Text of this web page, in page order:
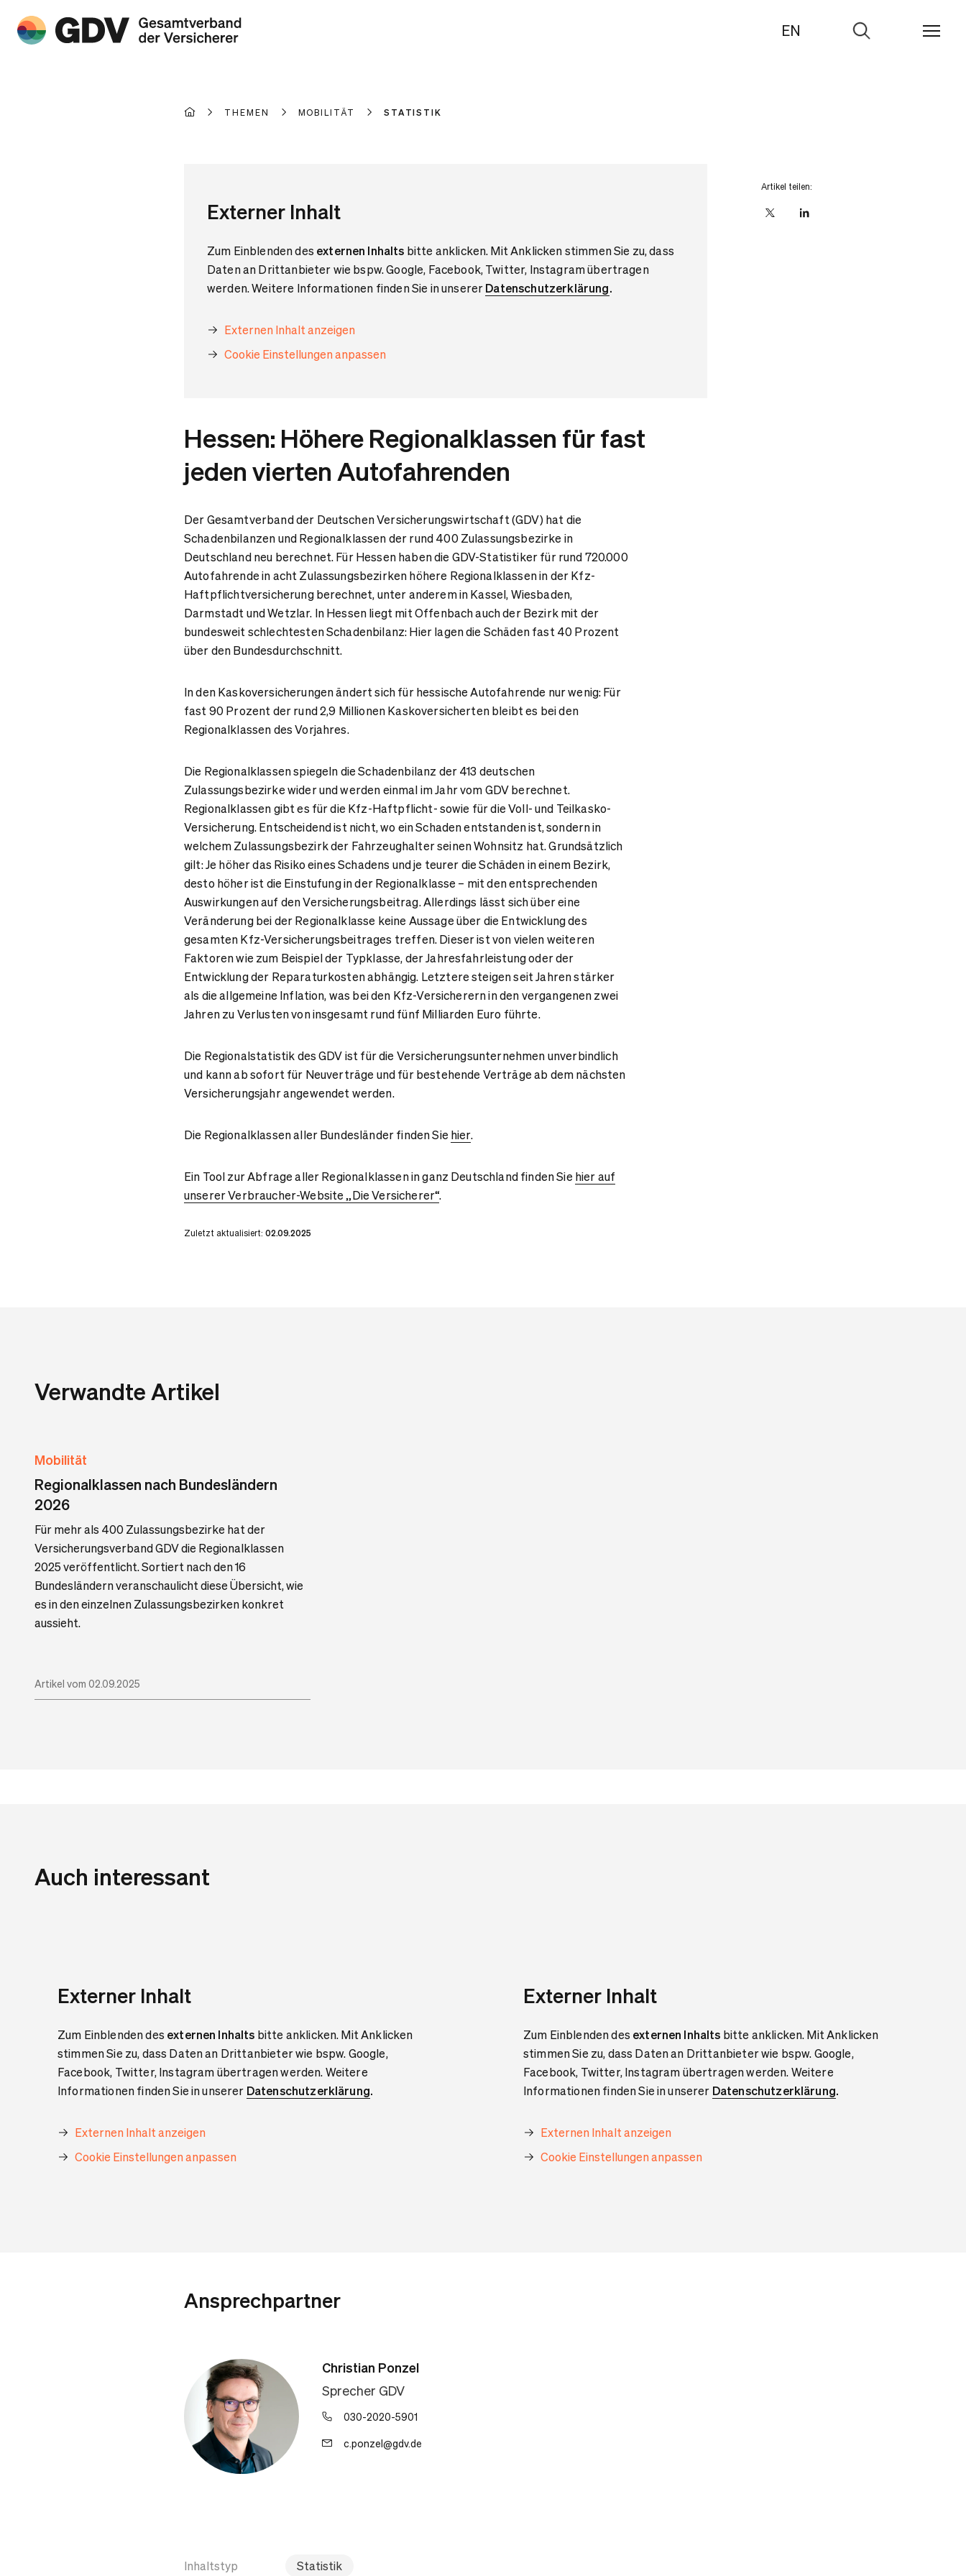
EN
Zur
THEMEN MOBILITÄT STATISTIK
Externer Inhalt
Zum Einblenden des externen Inhalts bitte anklicken. Mit Anklicken stimmen Sie zu, dass
Daten an Drittanbieter wie bspw. Google, Facebook, Twitter, Instagram übertragen
werden. Weitere Informationen finden Sie in unsererDatenschutzerklärung.
Externen Inhalt anzeigen
Cookie Einstellungen anpassen
Artikel teilen:
X linkedIn
Hessen: Höhere Regionalklassen für fast
jeden vierten Autofahrenden
DerGesamtverband der Deutschen Versicherungswirtschaft (GDV) hat die
Schadenbilanzen und Regionalklassen der rund 400 Zulassungsbezirke in
Deutschland neu berechnet. Für Hessen haben die GDV-Statistiker für rund 720.000
Autofahrende in acht Zulassungsbezirken höhere Regionalklassen in der Kfz-
Haftpflichtversicherung berechnet, unter anderem in Kassel, Wiesbaden,
Darmstadt und Wetzlar. In Hessen liegt mit Offenbach auch der Bezirk mit der
bundesweit schlechtesten Schadenbilanz: Hier lagen die Schäden fast 40 Prozent
über den Bundesdurchschnitt.
In den Kaskoversicherungen ändert sich für hessische Autofahrende nur wenig: Für
fast 90 Prozent der rund 2,9 Millionen Kaskoversicherten bleibt es bei den
Regionalklassen des Vorjahres.
Die Regionalklassen spiegeln die Schadenbilanz der 413 deutschen
Zulassungsbezirke wider und werden einmal im Jahr vom GDV berechnet.
Regionalklassen gibt es für die Kfz-Haftpflicht- sowie für die Voll- und Teilkasko-
Versicherung. Entscheidend ist nicht, wo ein Schaden entstanden ist, sondern in
welchem Zulassungsbezirk der Fahrzeughalter seinen Wohnsitz hat.Grundsätzlich
gilt: Je höher das Risiko eines Schadens und je teurer die Schäden in einem Bezirk,
desto höher ist die Einstufung in der Regionalklasse – mit den entsprechenden
Auswirkungen auf den Versicherungsbeitrag. Allerdings lässt sich über eine
Veränderung bei der Regionalklasse keine Aussage über die Entwicklung des
gesamten Kfz-Versicherungsbeitrages treffen. Dieser ist von vielen weiteren
Faktoren wie zum Beispiel der Typklasse, der Jahresfahrleistung oder der
Entwicklung der Reparaturkosten abhängig. Letztere steigen seit Jahren stärker
als die allgemeine Inflation, was bei den Kfz-Versicherern in den vergangenen zwei
Jahren zu Verlusten von insgesamt rund fünf Milliarden Euro führte.
Die Regionalstatistik des GDV ist für die Versicherungsunternehmen unverbindlich
und kann ab sofort für Neuverträge und für bestehende Verträge ab dem nächsten
Versicherungsjahr angewendet werden.
Die Regionalklassen aller Bundesländer finden Sie hier.
Ein Tool zur Abfrage aller Regionalklassen in ganz Deutschland finden Sie hier auf
unserer Verbraucher-Website „Die Versicherer“.
Zuletzt aktualisiert: 02.09.2025
Verwandte Artikel
Mobilität
Regionalklassen nach Bundesländern
2026
Für mehr als 400 Zulassungsbezirke hat der
Versicherungsverband GDV die Regionalklassen
2025 veröffentlicht. Sortiert nach den 16
Bundesländern veranschaulicht diese Übersicht, wie
es in den einzelnen Zulassungsbezirken konkret
aussieht.
Artikel vom 02.09.2025
Auch interessant
Externer Inhalt
Zum Einblenden des externen Inhalts bitte anklicken. Mit Anklicken
stimmen Sie zu, dass Daten an Drittanbieter wie bspw. Google,
Facebook, Twitter, Instagram übertragen werden. Weitere
Informationen finden Sie in unserer Datenschutzerklärung.
Externen Inhalt anzeigen
Cookie Einstellungen anpassen
Externer Inhalt
Zum Einblenden des externen Inhalts bitte anklicken. Mit Anklicken
stimmen Sie zu, dass Daten an Drittanbieter wie bspw. Google,
Facebook, Twitter, Instagram übertragen werden. Weitere
Informationen finden Sie in unserer Datenschutzerklärung.
Externen Inhalt anzeigen
Cookie Einstellungen anpassen
Ansprechpartner
Christian Ponzel
Sprecher GDV
030-2020-5901
c.ponzel@gdv.de
Inhaltstyp Statistik